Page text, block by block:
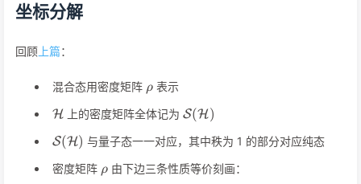
坐标分解
回顾 上篇：
混合态用密度矩阵 \rho
ρ 表示
\mathcal{H}
H 上的密度矩阵全体记为\mathcal{S}
(\mathcal{H})
S(H )
\mathcal{S}
(\mathcal{H})
S(H) 与量子态一一对应，其中秩为 1 的部分对应纯态
密度矩阵 \rho
ρ 由下边三条性质等价刻画：